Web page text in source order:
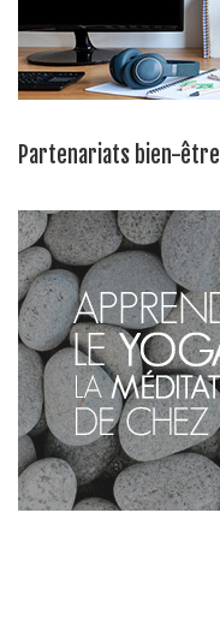
Partenariats bien-être